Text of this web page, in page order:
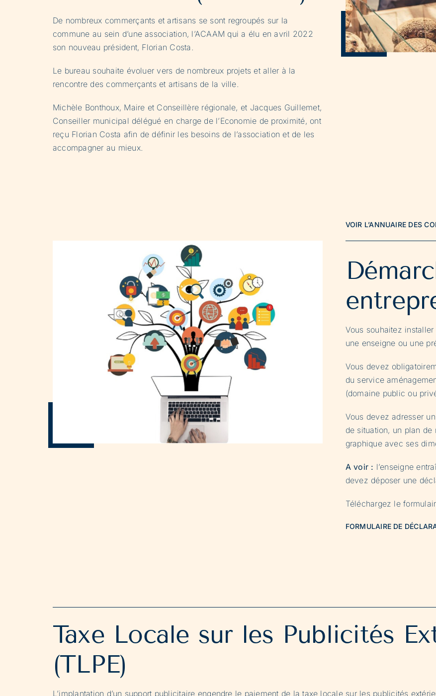
De nombreux commerçants et artisans se sont regroupés sur la
commune au sein d’une association, l’ACAAM qui a élu en avril 2022
son nouveau président, Florian Costa.
Le bureau souhaite évoluer vers de nombreux projets et aller à la
rencontre des commerçants et artisans de la ville.
Michèle Bonthoux, Maire et Conseillère régionale, et Jacques Guillemet,
Conseiller municipal délégué en charge de l’Economie de proximité, ont
reçu Florian Costa afin de définir les besoins de l’association et de les
accompagner au mieux.
VOIR L’ANNUAIRE DES
Vous souhaitez
une enseigne ou une
Vous devez
du service
(domaine public ou
Vous devez adresser
de situation, un plan de
graphique avec ses
A voir : l’enseigne
devez déposer une
Téléchargez le
FORMULAIRE DE
Taxe Locale sur les Publicités
(TLPE)
L’implantation d’un support publicitaire engendre le paiement de la taxe locale sur les publicités